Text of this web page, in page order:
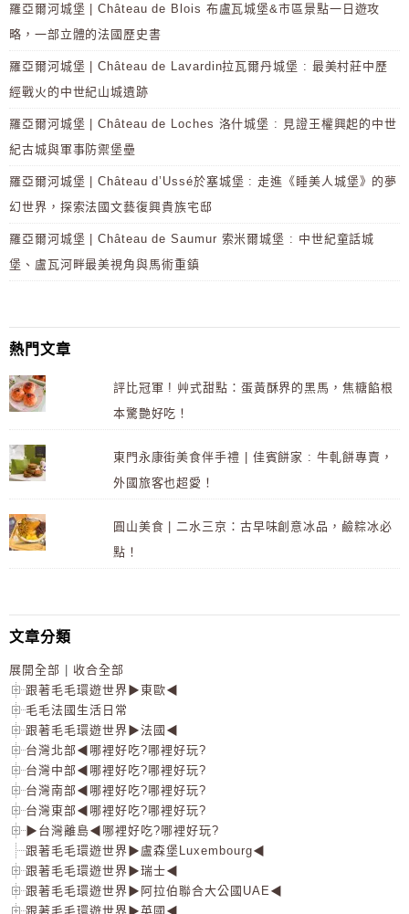
羅亞爾河城堡 | Château de Blois 布盧瓦城堡&市區景點一日遊攻
略，一部立體的法國歷史書
羅亞爾河城堡 | Château de Lavardin拉瓦爾丹城堡 : 最美村莊中歷
經戰火的中世紀山城遺跡
羅亞爾河城堡 | Château de Loches 洛什城堡 : 見證王權興起的中世
紀古城與軍事防禦堡壘
羅亞爾河城堡 | Château d’Ussé於塞城堡 : 走進《睡美人城堡》的夢
幻世界，探索法國文藝復興貴族宅邸
羅亞爾河城堡 | Château de Saumur 索米爾城堡 : 中世紀童話城
堡、盧瓦河畔最美視角與馬術重鎮
熱門文章
評比冠軍 ! 艸式甜點：蛋黃酥界的黑馬，焦糖餡根
本驚艷好吃！
東門永康街美食伴手禮 | 佳賓餅家 : 牛軋餅專賣，
外國旅客也超愛！
圓山美食 | 二水三京：古早味創意冰品，鹼粽冰必
點！
文章分類
展開全部 | 收合全部
跟著毛毛環遊世界▶東歐◀
毛毛法國生活日常
跟著毛毛環遊世界▶法國◀
台灣北部◀哪裡好吃?哪裡好玩?
台灣中部◀哪裡好吃?哪裡好玩?
台灣南部◀哪裡好吃?哪裡好玩?
台灣東部◀哪裡好吃?哪裡好玩?
▶台灣離島◀哪裡好吃?哪裡好玩?
跟著毛毛環遊世界▶盧森堡Luxembourg◀
跟著毛毛環遊世界▶瑞士◀
跟著毛毛環遊世界▶阿拉伯聯合大公國UAE◀
跟著毛毛環遊世界▶英國◀